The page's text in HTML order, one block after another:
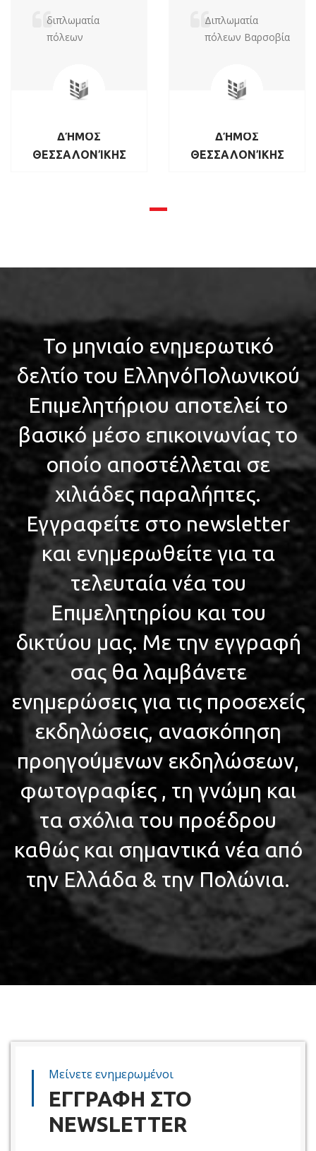
διπλωματία
πόλεων
ΔΉΜΟΣ
ΘΕΣΣΑΛΟΝΊΚΗΣ
Διπλωματία
πόλεων Βαρσοβία
ΔΉΜΟΣ
ΘΕΣΣΑΛΟΝΊΚΗΣ
Το μηνιαίο ενημερωτικό
δελτίο του ΕλληνόΠολωνικού
Επιμελητήριου αποτελεί το
βασικό μέσο επικοινωνίας το
οποίο αποστέλλεται σε
χιλιάδες παραλήπτες.
Εγγραφείτε στο newsletter
και ενημερωθείτε για τα
τελευταία νέα του
Επιμελητηρίου και του
δικτύου μας. Με την εγγραφή
σας θα λαμβάνετε
ενημερώσεις για τις προσεχείς
εκδηλώσεις, ανασκόπηση
προηγούμενων εκδηλώσεων,
φωτογραφίες , τη γνώμη και
τα σχόλια του προέδρου
καθώς και σημαντικά νέα από
την Ελλάδα & την Πολώνια.
Μείνετε ενημερωμένοι
ΕΓΓΡΑΦΗ ΣΤΟ
NEWSLETTER